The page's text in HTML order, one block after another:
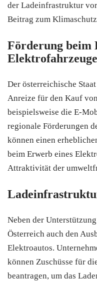
der Ladeinfrastruktur
Beitrag zum
Förderung beim
Der österreichische
Anreize für den Kauf
beispielsweise die E-
regionale Förderungen
können einen
beim Erwerb eines
Attraktivität der
Neben der
Österreich auch den
Elektroautos.
können Zuschüsse für
beantragen, um das